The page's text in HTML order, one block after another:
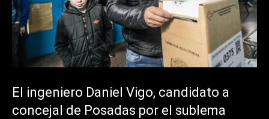
El ingeniero Daniel Vigo, candidato a
concejal de Posadas por el sublema